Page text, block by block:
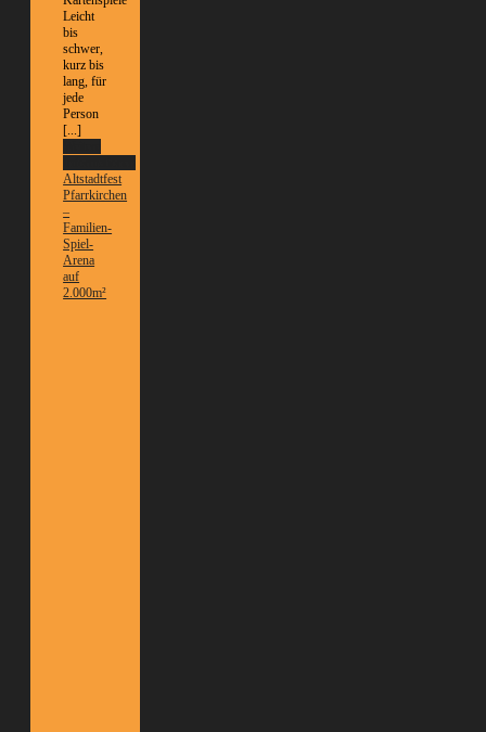
Leicht
bis
schwer,
kurz bis
lang, für
jede
Person
[...]
Altstadtfest
Pfarrkirchen
–
Familien-
Spiel-
Arena
auf
2.000m²